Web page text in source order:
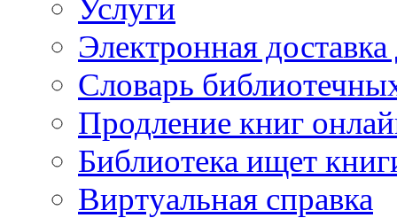
Услуги
Электронная
Словарь
Продление книг
Библиотека ищет
Виртуальная справка